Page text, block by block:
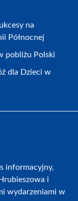
na
Północnej
pobliżu Polski
dla Dzieci w
informacyjny,
i
wydarzeniami w